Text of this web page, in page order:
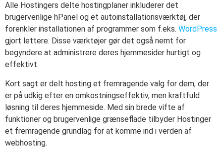
Alle Hostingers delte hostingplaner inkluderer det
brugervenlige hPanel og et autoinstallationsværktøj, der
forenkler installationen af programmer som f.eks. WordPress
gjort lettere. Disse værktøjer gør det også nemt for
begyndere at administrere deres hjemmesider hurtigt og
effektivt.
Kort sagt er delt hosting et fremragende valg for dem, der
er på udkig efter en omkostningseffektiv, men kraftfuld
løsning til deres hjemmeside. Med sin brede vifte af
funktioner og brugervenlige grænseflade tilbyder Hostinger
et fremragende grundlag for at komme ind i verden af
webhosting.